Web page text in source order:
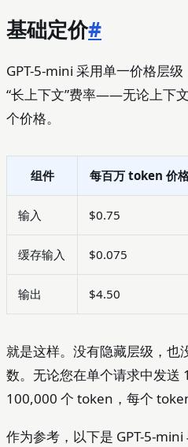
基础定价#
GPT-5-mini 采用单一价格层
“长上下文”费率——无论上下
个价格。
组件 每百万 token 价
输入 $0.75
缓存输入 $0.075
输出 $4.50
就是这样。没有隐藏层级，也
数。无论您在单个请求中发送
100,000 个 token，每个
作为参考，以下是 GPT-5-mini